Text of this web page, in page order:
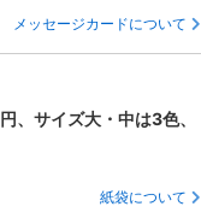
メッセージカードについて
、サイズ大・中は3色、
紙袋について